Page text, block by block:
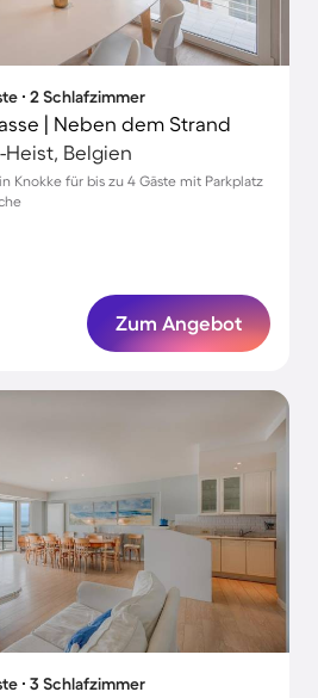
∙ 2 Schlafzimmer
| Neben dem Strand
Heist, Belgien
Knokke für bis zu 4 Gäste mit Parkplatz
Zum Angebot
∙ 3 Schlafzimmer